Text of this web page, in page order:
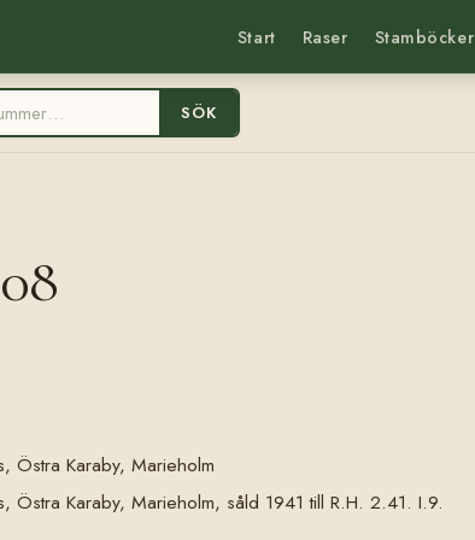
Start Raser Stamböcker
SÖK
Östra Karaby, Marieholm
Östra Karaby, Marieholm, såld 1941 till R.H. 2.41. I.9.